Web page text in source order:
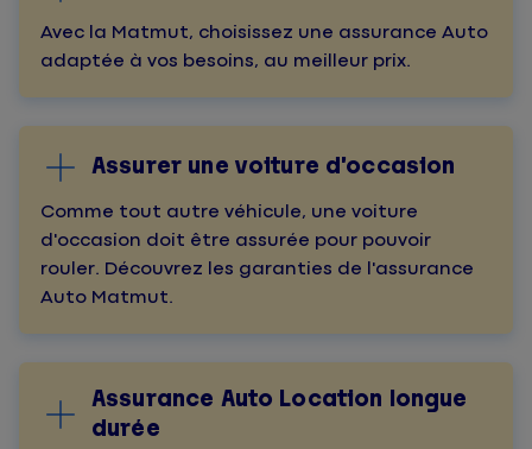
Avec la Matmut, choisissez une assurance Auto
adaptée à vos besoins, au meilleur prix.
Assurer une voiture d’occasion
Comme tout autre véhicule, une voiture
d'occasion doit être assurée pour pouvoir
rouler. Découvrez les garanties de l'assurance
Auto Matmut.
Assurance Auto Location longue
durée